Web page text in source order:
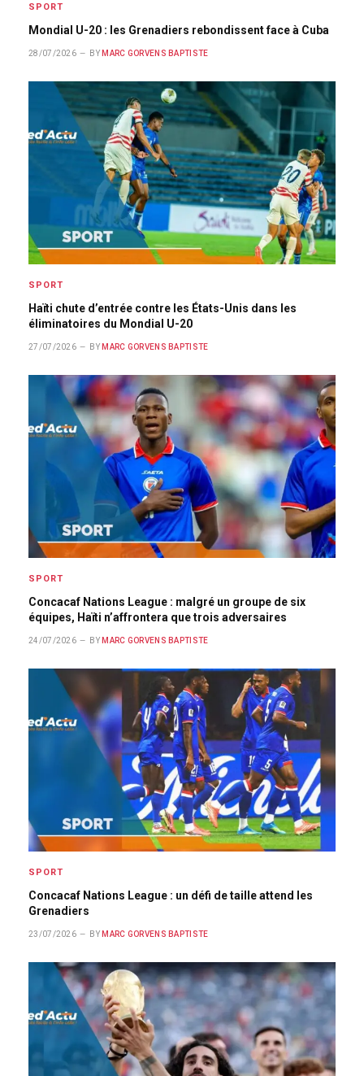
SPORT
Mondial U-20 : les Grenadiers rebondissent face à Cuba
28/07/2026 BY MARC GORVENS BAPTISTE
SPORT
Haïti chute d’entrée contre les États-Unis dans les
éliminatoires du Mondial U-20
27/07/2026 BY MARC GORVENS BAPTISTE
SPORT
Concacaf Nations League : malgré un groupe de six
équipes, Haïti n’affrontera que trois adversaires
24/07/2026 BY MARC GORVENS BAPTISTE
SPORT
Concacaf Nations League : un défi de taille attend les
Grenadiers
23/07/2026 BY MARC GORVENS BAPTISTE